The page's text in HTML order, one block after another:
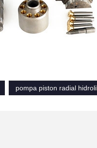
pompa piston radial